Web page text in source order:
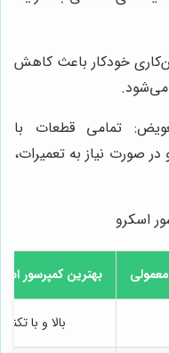
خودکار باعث کاهش
تمامی قطعات با
در صورت نیاز به تعمیرات،
اسکرو
بهترین کمپرسور
بالا و با